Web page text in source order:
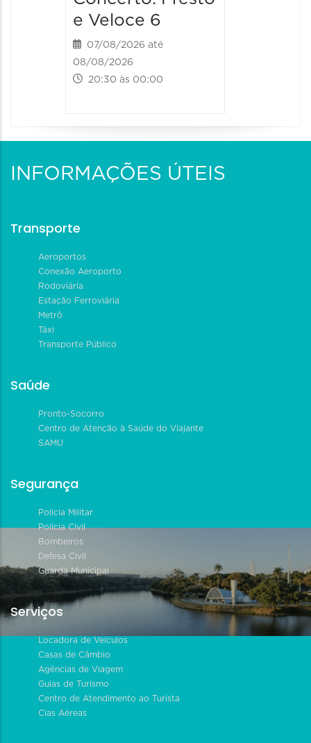
e Veloce 6
07/08/2026 até
08/08/2026
20:30 às 00:00
INFORMAÇÕES ÚTEIS
Transporte
Aeroportos
Conexão Aeroporto
Rodoviária
Estação Ferroviária
Metrô
Táxi
Transporte Público
Saúde
Pronto-Socorro
Centro de Atenção à Saúde do Viajante
SAMU
Segurança
Polícia Militar
Polícia Civil
Bombeiros
Defesa Civil
Guarda Municipal
Serviços
Locadora de Veículos
Casas de Câmbio
Agências de Viagem
Guias de Turismo
Centro de Atendimento ao Turista
Cias Aéreas